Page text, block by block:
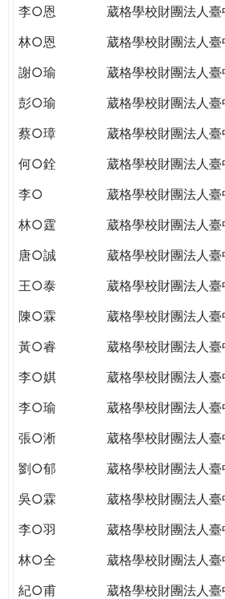
CITIZENSHIP
李○恩
葳格學校財團法人
林○恩
葳格學校財團法人
謝○瑜
葳格學校財團法人
彭○瑜
葳格學校財團法人
蔡○璋
葳格學校財團法人
何○銓
葳格學校財團法人
李○
葳格學校財團法人
林○霆
葳格學校財團法人
唐○誠
葳格學校財團法人
王○泰
葳格學校財團法人
陳○霖
葳格學校財團法人
黃○睿
葳格學校財團法人
李○娸
葳格學校財團法人
李○瑜
葳格學校財團法人
張○淅
葳格學校財團法人
劉○郁
葳格學校財團法人
吳○霖
葳格學校財團法人
李○羽
葳格學校財團法人
林○全
葳格學校財團法人
紀○甫
葳格學校財團法人